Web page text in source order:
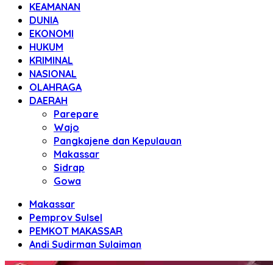
KEAMANAN
DUNIA
EKONOMI
HUKUM
KRIMINAL
NASIONAL
OLAHRAGA
DAERAH
Parepare
Wajo
Pangkajene dan Kepulauan
Makassar
Sidrap
Gowa
Makassar
Pemprov Sulsel
PEMKOT MAKASSAR
Andi Sudirman Sulaiman